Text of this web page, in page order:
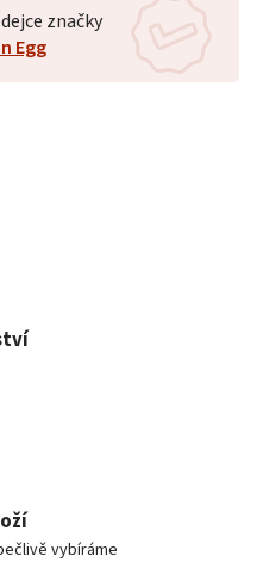
značky
Egg
vybíráme